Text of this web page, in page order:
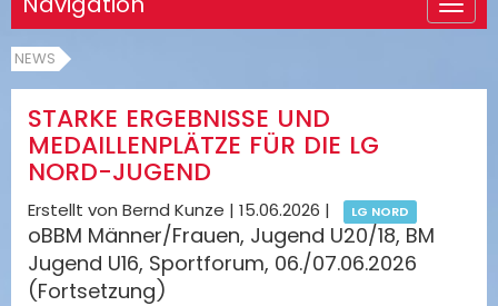
NEWS
STARKE ERGEBNISSE UND
MEDAILLENPLÄTZE FÜR DIE LG
NORD-JUGEND
Erstellt von Bernd Kunze | 15.06.2026 | LG NORD
oBBM Männer/Frauen, Jugend U20/18, BM
Jugend U16, Sportforum, 06./07.06.2026
(Fortsetzung)